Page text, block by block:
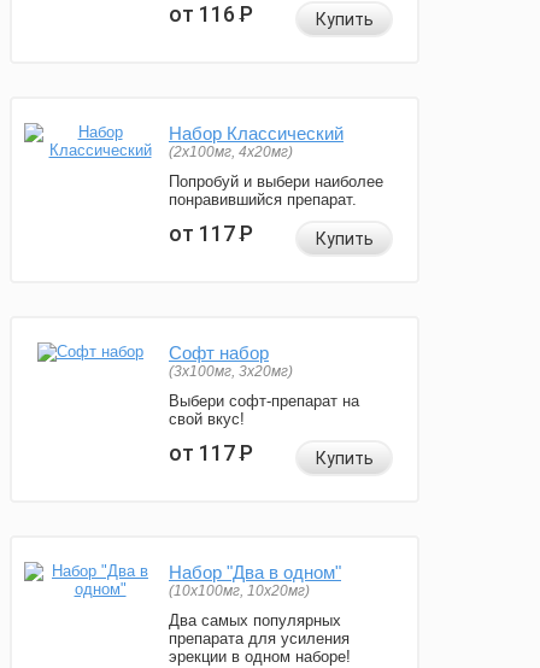
от 116Р Купить
Набор Классический
(2x100мг, 4x20мг)
Попробуй и выбери наиболее
понравившийся препарат.
от 117Р Купить
Софт набор
(3x100мг, 3x20мг)
Выбери софт-препарат на
свой вкус!
от 117Р Купить
Набор "Два в одном"
(10x100мг, 10x20мг)
Два самых популярных
препарата для усиления
эрекции в одном наборе!